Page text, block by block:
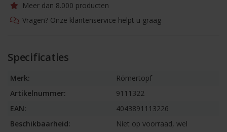
Meer dan 8.000 producten
Vragen? Onze klantenservice helpt u graag
Specificaties
Merk:
Römertopf
Artikelnummer:
9111322
EAN:
4043891113226
Beschikbaarheid:
Niet op voorraad, wel